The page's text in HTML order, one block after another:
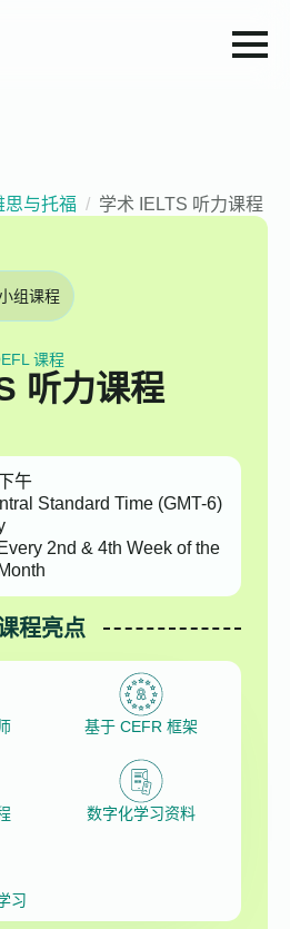
思与托福 学术 IELTS 听力课程
组课程
课程
听力课程
午
Standard Time (GMT-6)
Every 2nd & 4th Week of the
Month
程亮点
基于 CEFR 框架
数字化学习资料
习